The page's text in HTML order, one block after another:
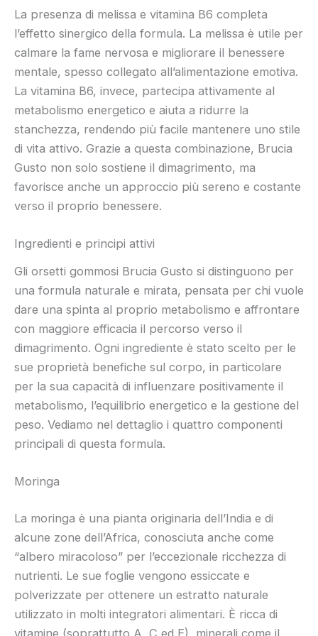
La presenza di melissa e vitamina B6 completa
l’effetto sinergico della formula. La melissa è utile per
calmare la fame nervosa e migliorare il benessere
mentale, spesso collegato all’alimentazione emotiva.
La vitamina B6, invece, partecipa attivamente al
metabolismo energetico e aiuta a ridurre la
stanchezza, rendendo più facile mantenere uno stile
di vita attivo. Grazie a questa combinazione, Brucia
Gusto non solo sostiene il dimagrimento, ma
favorisce anche un approccio più sereno e costante
verso il proprio benessere.
Ingredienti e principi attivi
Gli orsetti gommosi Brucia Gusto si distinguono per
una formula naturale e mirata, pensata per chi vuole
dare una spinta al proprio metabolismo e affrontare
con maggiore efficacia il percorso verso il
dimagrimento. Ogni ingrediente è stato scelto per le
sue proprietà benefiche sul corpo, in particolare
per la sua capacità di influenzare positivamente il
metabolismo, l’equilibrio energetico e la gestione del
peso. Vediamo nel dettaglio i quattro componenti
principali di questa formula.
Moringa
La moringa è una pianta originaria dell’India e di
alcune zone dell’Africa, conosciuta anche come
“albero miracoloso” per l’eccezionale ricchezza di
nutrienti. Le sue foglie vengono essiccate e
polverizzate per ottenere un estratto naturale
utilizzato in molti integratori alimentari. È ricca di
vitamine (soprattutto A, C ed E), minerali come il